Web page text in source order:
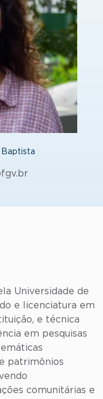
Baptista
Universidade de
e licenciatura em
e técnica
em pesquisas
patrimônios
comunitárias e